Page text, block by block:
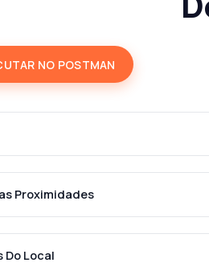
NO POSTMAN
Proximidades
Do Local